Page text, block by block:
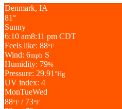
Denmark, IA
81°
Sunny
6:10 am8:11 pm CDT
Feels like: 88°F
Wind: 6mph S
Humidity: 79%
Pressure: 29.91 "Hg
UV index: 4
MonTueWed
88°F / 73°F